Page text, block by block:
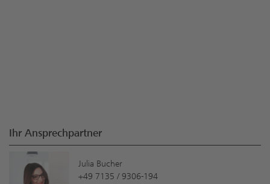
Ihr Ansprechpartner
Julia Bucher
+49 7135 / 9306-194